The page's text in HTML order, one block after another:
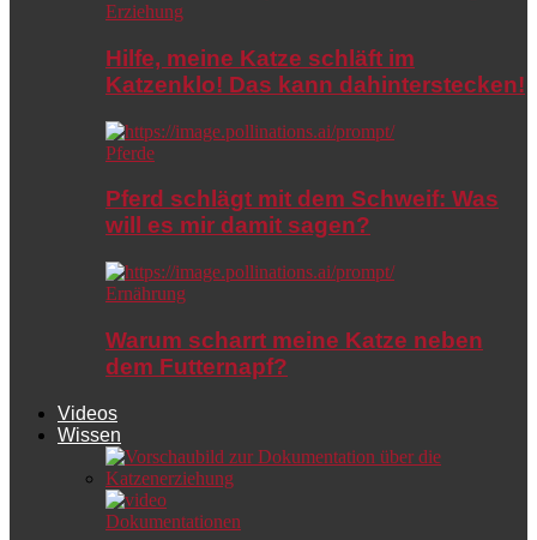
Erziehung
Hilfe, meine Katze schläft im
Katzenklo! Das kann dahinterstecken!
Pferde
Pferd schlägt mit dem Schweif: Was
will es mir damit sagen?
Ernährung
Warum scharrt meine Katze neben
dem Futternapf?
Videos
Wissen
Dokumentationen